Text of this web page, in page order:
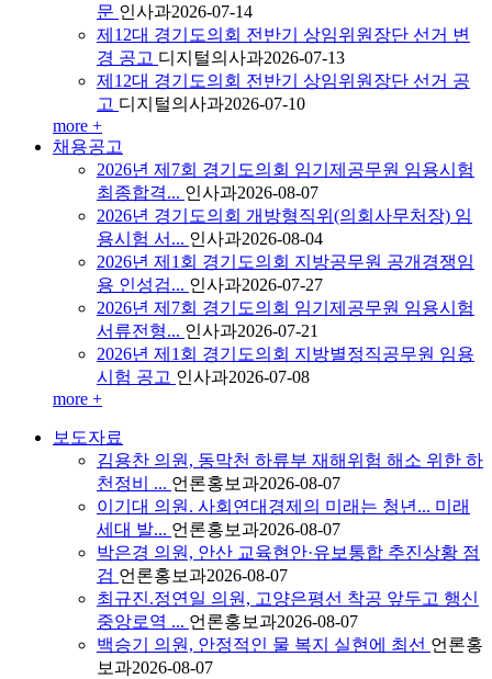
문 인사과2026-07-14
제12대 경기도의회 전반기 상임위원장단 선거 변
경 공고 디지털의사과2026-07-13
제12대 경기도의회 전반기 상임위원장단 선거 공
고 디지털의사과2026-07-10
more +
채용공고
2026년 제7회 경기도의회 임기제공무원 임용시험
최종합격... 인사과2026-08-07
2026년 경기도의회 개방형직위(의회사무처장) 임
용시험 서... 인사과2026-08-04
2026년 제1회 경기도의회 지방공무원 공개경쟁임
용 인성검... 인사과2026-07-27
2026년 제7회 경기도의회 임기제공무원 임용시험
서류전형... 인사과2026-07-21
2026년 제1회 경기도의회 지방별정직공무원 임용
시험 공고 인사과2026-07-08
more +
보도자료
김용찬 의원, 동막천 하류부 재해위험 해소 위한 하
천정비 ... 언론홍보과2026-08-07
이기대 의원. 사회연대경제의 미래는 청년... 미래
세대 발... 언론홍보과2026-08-07
박은경 의원, 안산 교육현안·유보통합 추진상황 점
검 언론홍보과2026-08-07
최규진.정연일 의원, 고양은평선 착공 앞두고 행신
중앙로역 ... 언론홍보과2026-08-07
백승기 의원, 안정적인 물 복지 실현에 최선 언론홍
보과2026-08-07